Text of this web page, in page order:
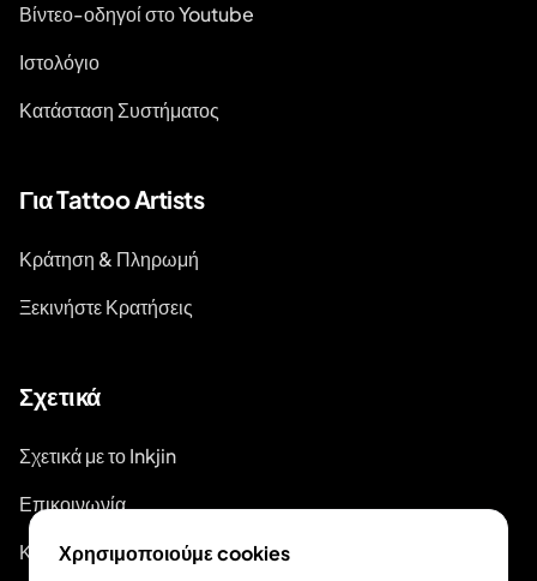
Βίντεο-οδηγοί στο Youtube
Ιστολόγιο
Κατάσταση Συστήματος
Για Tattoo Artists
Κράτηση & Πληρωμή
Ξεκινήστε Κρατήσεις
Σχετικά
Σχετικά με το Inkjin
Επικοινωνία
Κιτ Επωνυμίας
Χρησιμοποιούμε cookies